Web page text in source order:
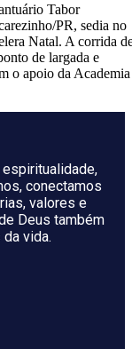
Tabor
PR, sedia no
Natal. A corrida
de largada e
o apoio da Academia
conectamos
valores e
Deus também
vida.